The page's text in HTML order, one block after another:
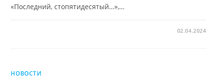
«Последний, стопятидесятый…»,…
02.04.2024
НОВОСТИ